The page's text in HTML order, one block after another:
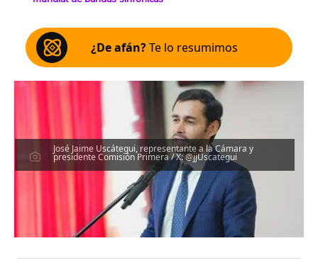
¿De afán?Te lo resumimos
José Jaime Uscátegui, representante a la Cámara y
presidente Comisión Primera / X: @jjUscategui